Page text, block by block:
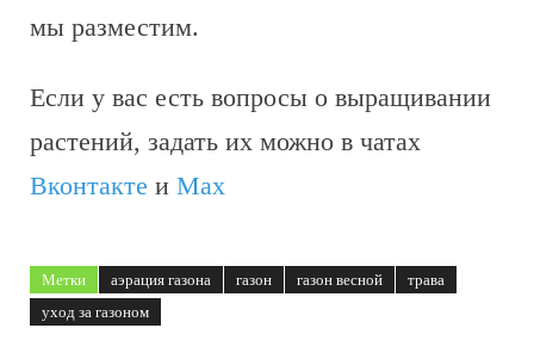
мы разместим.
Если у вас есть вопросы о выращивании
растений, задать их можно в чатах
Вконтакте и Max
Метки аэрация газона газон газон весной
трава
уход за газоном